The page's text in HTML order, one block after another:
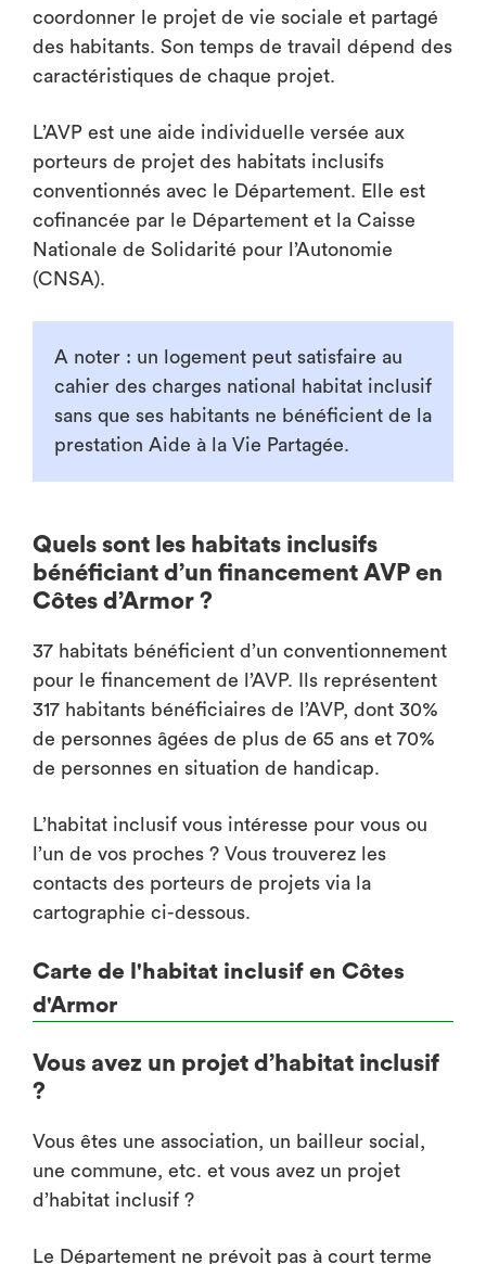
coordonner le projet de vie sociale et partagé
des habitants. Son temps de travail dépend des
caractéristiques de chaque projet.
L’AVP est une aide individuelle versée aux
porteurs de projet des habitats inclusifs
conventionnés avec le Département. Elle est
cofinancée par le Département et la Caisse
Nationale de Solidarité pour l’Autonomie
(CNSA).
A noter : un logement peut satisfaire au
cahier des charges national habitat inclusif
sans que ses habitants ne bénéficient de la
prestation Aide à la Vie Partagée.
Quels sont les habitats inclusifs
bénéficiant d’un financement AVP en
Côtes d’Armor ?
37 habitats bénéficient d’un conventionnement
pour le financement de l’AVP. Ils représentent
317 habitants bénéficiaires de l’AVP, dont 30%
de personnes âgées de plus de 65 ans et 70%
de personnes en situation de handicap.
L’habitat inclusif vous intéresse pour vous ou
l’un de vos proches ? Vous trouverez les
contacts des porteurs de projets via la
cartographie ci-dessous.
Carte de l'habitat inclusif en Côtes
d'Armor
Vous avez un projet d’habitat inclusif
?
Vous êtes une association, un bailleur social,
une commune, etc. et vous avez un projet
d’habitat inclusif ?
Le Département ne prévoit pas à court terme